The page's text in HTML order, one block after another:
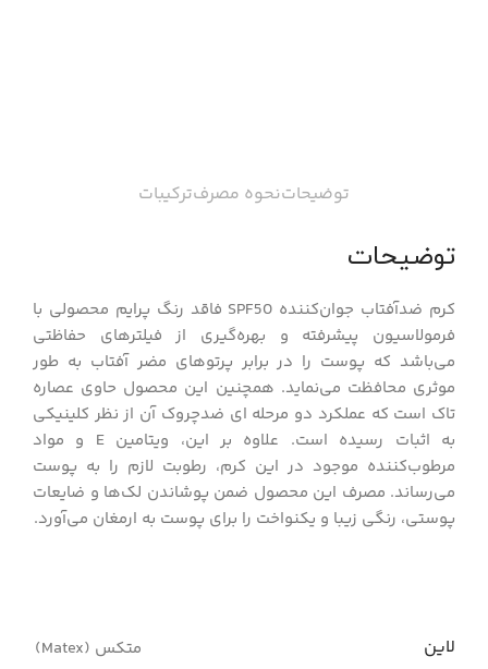
توضیحاتنحوه مصرفترکیبات
توضیحات
کرم ضدآفتاب جوان‌کننده SPF50 فاقد رنگ پرایم محصولی با
فرمولاسیون پیشرفته و بهره‌گیری از فیلترهای حفاظتی
می‌باشد که پوست را در برابر پرتوهای مضر آفتاب به طور
موثری محافظت می‌نماید. همچنین این محصول حاوی عصاره
تاک است که عملکرد دو مرحله ای ضدچروک آن از نظر کلینیکی
به اثبات رسیده است. علاوه بر این، ویتامین E و مواد
مرطوب‌کننده موجود در این کرم، رطوبت لازم را به پوست
می‌رساند. مصرف این محصول ضمن پوشاندن لک‌ها و ضایعات
پوستی، رنگی زیبا و یکنواخت را برای پوست به ارمغان می‌آورد.
لاین متکس (Matex)